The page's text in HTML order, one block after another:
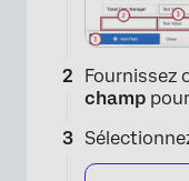
Fournissez
champ